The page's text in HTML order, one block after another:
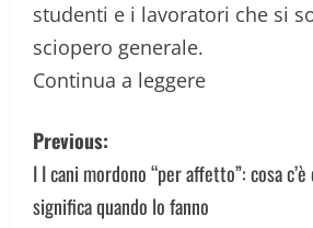
studenti e i lavoratori che si
sciopero generale.
Continua a leggere
P
o
Previous:
I I cani mordono “per affetto”: cosa
significa quando lo fanno